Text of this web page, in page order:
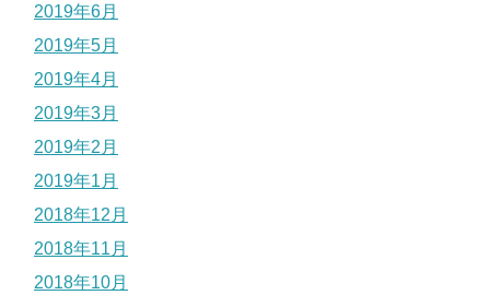
2019年6月
2019年5月
2019年4月
2019年3月
2019年2月
2019年1月
2018年12月
2018年11月
2018年10月